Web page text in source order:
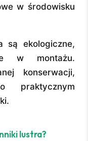
w środowisku
są ekologiczne,
w montażu.
konserwacji,
lustra?